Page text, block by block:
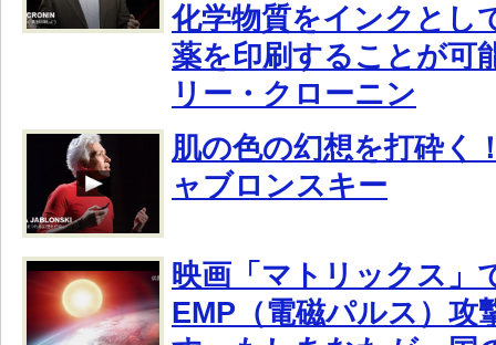
化学物質をインクとし
薬を印刷することが可
リー・クローニン
肌の色の幻想を打砕く
ャブロンスキー
映画「マトリックス」
EMP（電磁パルス）攻